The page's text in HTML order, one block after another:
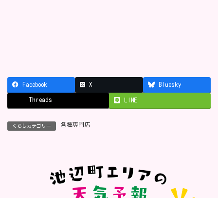
Facebook X Bluesky
Threads LINE
くらしカテゴリー 各種専門店